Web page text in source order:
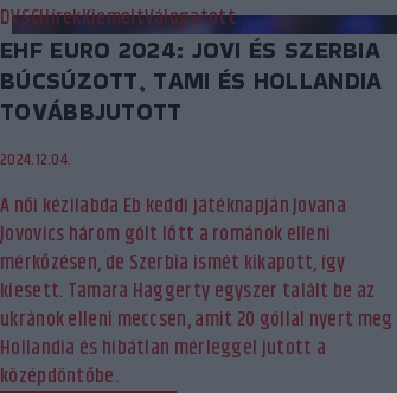
DVSCHírekKiemeltVálogatott
EHF EURO 2024: JOVI ÉS SZERBIA
BÚCSÚZOTT, TAMI ÉS HOLLANDIA
TOVÁBBJUTOTT
2024.12.04.
A női kézilabda Eb keddi játéknapján Jovana
Jovovics három gólt lőtt a románok elleni
mérkőzésen, de Szerbia ismét kikapott, így
kiesett. Tamara Haggerty egyszer talált be az
ukránok elleni meccsen, amit 20 góllal nyert meg
Hollandia és hibátlan mérleggel jutott a
középdöntőbe.